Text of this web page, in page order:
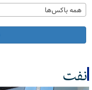
همه باکس‌ها
نفت